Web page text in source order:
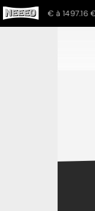
€ à 1497.16 €